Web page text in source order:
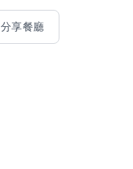
分享餐廳